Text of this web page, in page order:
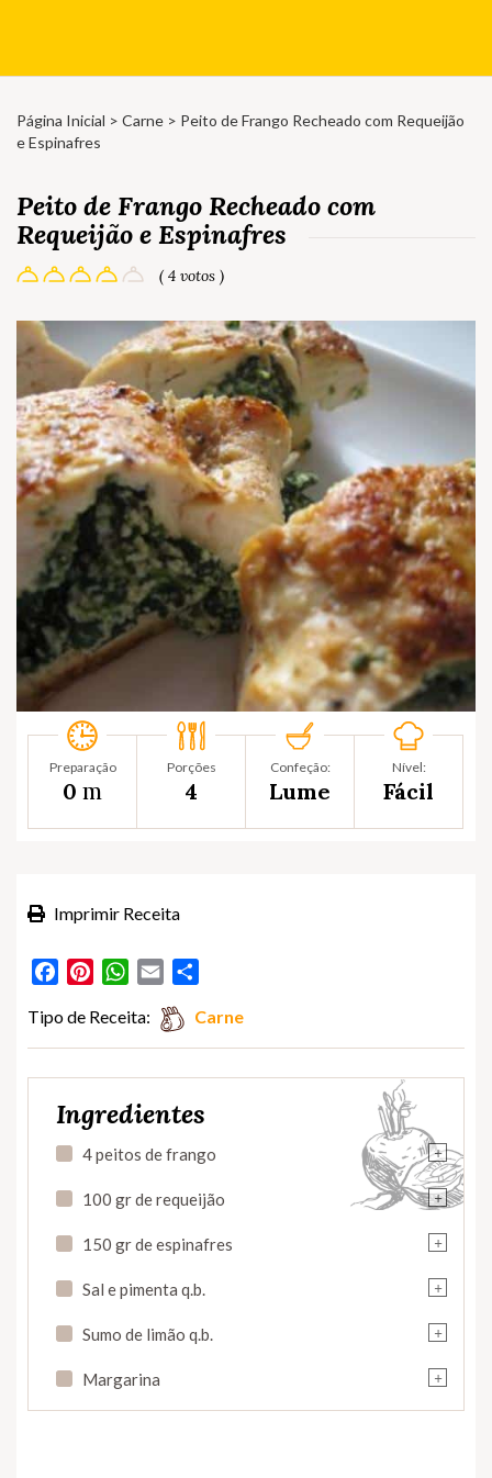
Página Inicial > Carne > Peito de Frango Recheado com Requeijão
e Espinafres
Peito de Frango Recheado com
Requeijão e Espinafres
( 4 votos )
Preparação
0 m
Porções
4
Confeção:
Lume
Nível:
Fácil
Imprimir Receita
FacebookPinterestWhatsApp
Email
Tipo de Receita: Carne
Ingredientes
+
4 peitos de frango
+
100 gr de requeijão
+
150 gr de espinafres
+
Sal e pimenta q.b.
+
Sumo de limão q.b.
+
Margarina